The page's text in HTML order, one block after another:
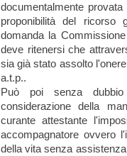
documentalmente
proponibilità del ricorso
domanda la
deve ritenersi che
sia già stato assolto
a.t.p..
Può poi senza
considerazione della
curante attestante
accompagnatore ovvero
della vita senza